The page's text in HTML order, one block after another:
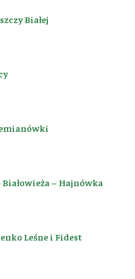
Białej
– Hajnówka
Leśne i Fidest